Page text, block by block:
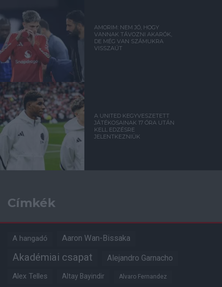
AMORIM: NEM JÓ, HOGY
VANNAK TÁVOZNI AKARÓK,
DE MÉG VAN SZÁMUKRA
VISSZAÚT
A UNITED KEGYVESZETETT
JÁTÉKOSAINAK 17 ÓRA UTÁN
KELL EDZÉSRE
JELENTKEZNIÜK
Címkék
A hangadó Aaron Wan-Bissaka
Akadémiai csapat Alejandro Garnacho
Alex Telles Altay Bayindir Alvaro Fernandez